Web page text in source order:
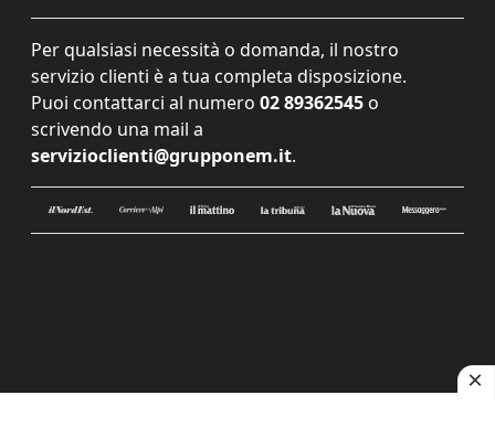
Per qualsiasi necessità o domanda, il nostro
servizio clienti è a tua completa disposizione.
Puoi contattarci al numero 02 89362545 o
scrivendo una mail a
servizioclienti@grupponem.it.